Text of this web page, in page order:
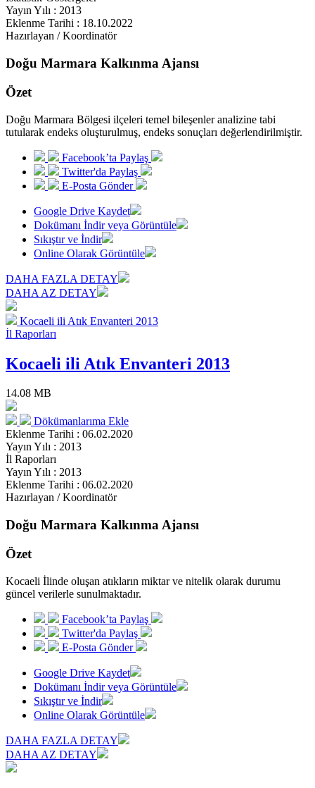
Yayın Yılı : 2013
Eklenme Tarihi : 18.10.2022
Hazırlayan / Koordinatör
Doğu Marmara Kalkınma Ajansı
Özet
Doğu Marmara Bölgesi ilçeleri temel bileşenler analizine tabi
tutularak endeks oluşturulmuş, endeks sonuçları değerlendirilmiştir.
Facebook’ta Paylaş
Twitter'da Paylaş
E-Posta Gönder
Google Drive Kaydet
Dokümanı İndir veya Görüntüle
Sıkıştır ve İndir
Online Olarak Görüntüle
DAHA FAZLA DETAY
DAHA AZ DETAY
Kocaeli ili Atık Envanteri 2013
İl Raporları
Kocaeli ili Atık Envanteri 2013
14.08 MB
Dökümanlarıma Ekle
Eklenme Tarihi : 06.02.2020
Yayın Yılı : 2013
İl Raporları
Yayın Yılı : 2013
Eklenme Tarihi : 06.02.2020
Hazırlayan / Koordinatör
Doğu Marmara Kalkınma Ajansı
Özet
Kocaeli İlinde oluşan atıkların miktar ve nitelik olarak durumu
güncel verilerle sunulmaktadır.
Facebook’ta Paylaş
Twitter'da Paylaş
E-Posta Gönder
Google Drive Kaydet
Dokümanı İndir veya Görüntüle
Sıkıştır ve İndir
Online Olarak Görüntüle
DAHA FAZLA DETAY
DAHA AZ DETAY